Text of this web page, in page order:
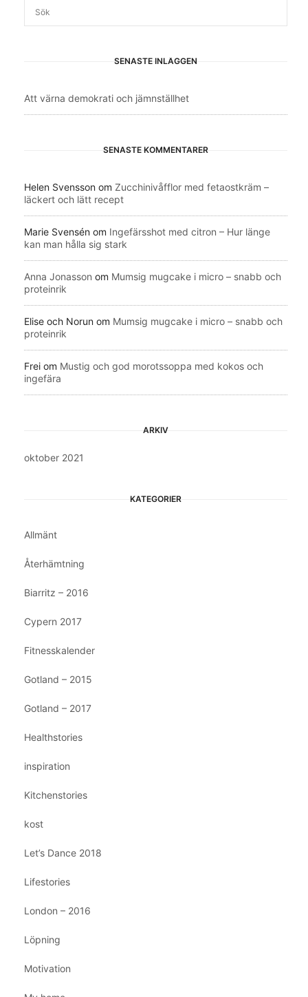
SENASTE INLÄGGEN
Att värna demokrati och jämnställhet
SENASTE KOMMENTARER
Helen Svensson om Zucchinivåfflor med fetaostkräm –
läckert och lätt recept
Marie Svensén om Ingefärsshot med citron – Hur länge
kan man hålla sig stark
Anna Jonasson om Mumsig mugcake i micro – snabb och
proteinrik
Elise och Norun om Mumsig mugcake i micro – snabb och
proteinrik
Frei om Mustig och god morotssoppa med kokos och
ingefära
ARKIV
oktober 2021
KATEGORIER
Allmänt
Återhämtning
Biarritz – 2016
Cypern 2017
Fitnesskalender
Gotland – 2015
Gotland – 2017
Healthstories
inspiration
Kitchenstories
kost
Let’s Dance 2018
Lifestories
London – 2016
Löpning
Motivation